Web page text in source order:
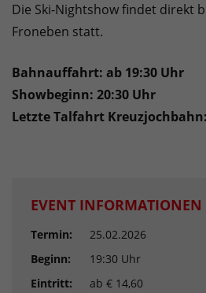
Die Ski-Nightshow findet direkt
Froneben statt.
Bahnauffahrt: ab 19:30 Uhr
Showbeginn: 20:30 Uhr
Letzte Talfahrt
EVENT INFORMATIONEN
Termin:
25.02.2026
Beginn:
19:30 Uhr
Eintritt:
ab € 14,60